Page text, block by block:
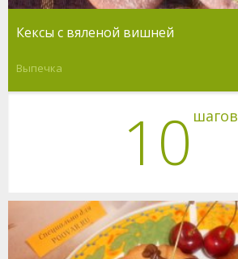
Кексы с вяленой вишней
Выпечка
10 шагов